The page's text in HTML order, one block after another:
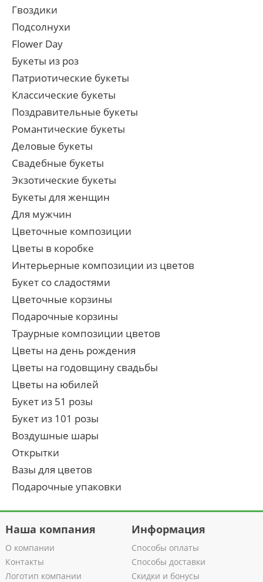
Гвоздики
Подсолнухи
Flower Day
Букеты из роз
Патриотические букеты
Классические букеты
Поздравительные букеты
Романтические букеты
Деловые букеты
Свадебные букеты
Экзотические букеты
Букеты для женщин
Для мужчин
Цветочные композиции
Цветы в коробке
Интерьерные композиции из цветов
Букет со сладостями
Цветочные корзины
Подарочные корзины
Траурные композиции цветов
Цветы на день рождения
Цветы на годовщину свадьбы
Цветы на юбилей
Букет из 51 розы
Букет из 101 розы
Воздушные шары
Открытки
Вазы для цветов
Подарочные упаковки
Наша компания
О компании
Контакты
Логотип компании
Информация
Способы оплаты
Способы доставки
Скидки и бонусы